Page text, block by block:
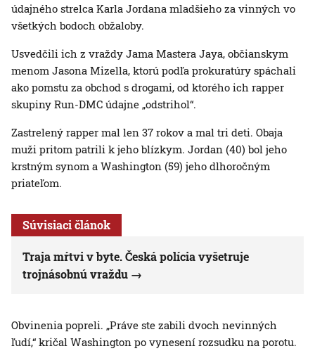
údajného strelca Karla Jordana mladšieho za vinných vo
všetkých bodoch obžaloby.
Usvedčili ich z vraždy Jama Mastera Jaya, občianskym
menom Jasona Mizella, ktorú podľa prokuratúry spáchali
ako pomstu za obchod s drogami, od ktorého ich rapper
skupiny Run-DMC údajne „odstrihol“.
Zastrelený rapper mal len 37 rokov a mal tri deti. Obaja
muži pritom patrili k jeho blízkym. Jordan (40) bol jeho
krstným synom a Washington (59) jeho dlhoročným
priateľom.
Súvisiaci článok
Traja mŕtvi v byte. Česká polícia vyšetruje
trojnásobnú vraždu
Obvinenia popreli. „Práve ste zabili dvoch nevinných
ľudí,“ kričal Washington po vynesení rozsudku na porotu.